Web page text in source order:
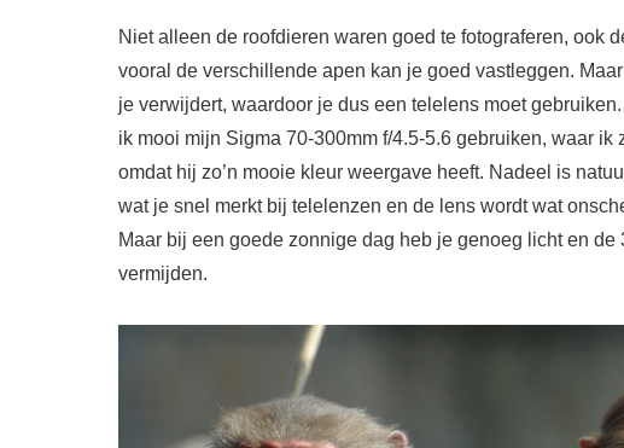
Niet alleen de roofdieren waren goed te fotograferen, ook
vooral de verschillende apen kan je goed vastleggen.
je verwijdert, waardoor je dus een telelens moet
ik mooi mijn Sigma 70-300mm f/4.5-5.6 gebruiken, waar ik
omdat hij zo’n mooie kleur weergave heeft. Nadeel is
wat je snel merkt bij telelenzen en de lens wordt wat
Maar bij een goede zonnige dag heb je genoeg licht en de
vermijden.